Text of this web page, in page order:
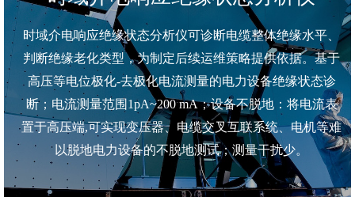
时域介电响应绝缘状态分析仪可诊断电缆整体绝缘水平、
判断绝缘老化类型，为制定后续运维策略提供依据。基于
高压等电位极化-去极化电流测量的电力设备绝缘状态诊
断；电流测量范围1pA~200 mA；设备不脱地：将电流表
置于高压端,可实现变压器、电缆交叉互联系统、电机等难
以脱地电力设备的不脱地测试；测量干扰少。